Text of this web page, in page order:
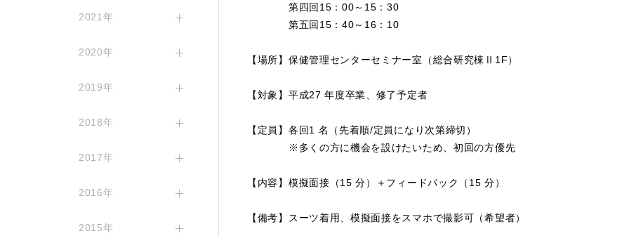
第四回15：00～15：30
第五回15：40～16：10
【場所】保健管理センターセミナー室（総合研究棟Ⅱ1F）
【対象】平成27 年度卒業、修了予定者
【定員】各回1 名（先着順/定員になり次第締切）
※多くの方に機会を設けたいため、初回の方優先
【内容】模擬面接（15 分）＋フィードバック（15 分）
【備考】スーツ着用、模擬面接をスマホで撮影可（希望者）
2021年
2020年
2019年
2018年
2017年
2016年
2015年